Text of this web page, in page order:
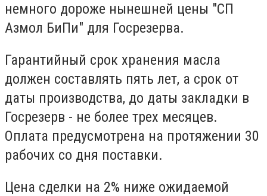
немного дороже нынешней цены "СП
Азмол БиПи" для Госрезерва.
Гарантийный срок хранения масла
должен составлять пять лет, а срок от
даты производства, до даты закладки в
Госрезерв - не более трех месяцев.
Оплата предусмотрена на протяжении 30
рабочих со дня поставки.
Цена сделки на 2% ниже ожидаемой